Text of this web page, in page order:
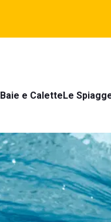
Baie e CaletteLe